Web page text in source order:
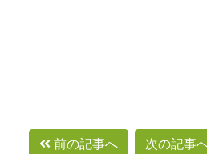
前の記事へ 次の記事